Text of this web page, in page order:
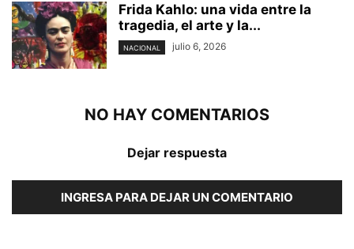
Frida Kahlo: una vida entre la
tragedia, el arte y la...
NACIONAL julio 6, 2026
NO HAY COMENTARIOS
Dejar respuesta
INGRESA PARA DEJAR UN COMENTARIO